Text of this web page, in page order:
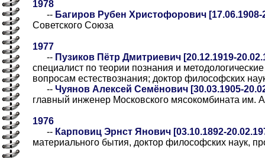
1978
-- Багиров Рубен Христофорович [17.06.1908-
Советского Союза
1977
-- Пузиков Пётр Дмитриевич [20.12.1919-
специалист по теории познания и
вопросам естествознания; доктор философских
-- Чуянов Алексей Семёнович [30.03.1905-
главный инженер Московского мясокомбината им.
1976
-- Карповиц Эрнст Янович [03.10.1892-
материального бытия, доктор философских наук,